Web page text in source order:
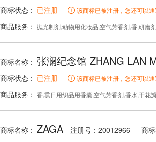
商标状态： 已注册 该商标已被注册，您还可以
商品服务： 抛光制剂,动物用化妆品,空气芳香剂,香,研磨剂
商标名称： 张澜纪念馆 ZHANG LAN
商标状态： 已注册 该商标已被注册，您还可以
商品服务： 香,熏日用织品用香囊,空气芳香剂,香水,干花
商标名称： ZAGA 注册号：20012966
商